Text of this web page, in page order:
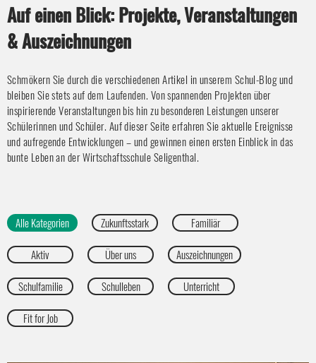
Auf einen Blick: Projekte, Veranstaltungen
& Auszeichnungen
Schmökern Sie durch die verschiedenen Artikel in unserem Schul-Blog und
bleiben Sie stets auf dem Laufenden. Von spannenden Projekten über
inspirierende Veranstaltungen bis hin zu besonderen Leistungen unserer
Schülerinnen und Schüler. Auf dieser Seite erfahren Sie aktuelle Ereignisse
und aufregende Entwicklungen – und gewinnen einen ersten Einblick in das
bunte Leben an der Wirtschaftsschule Seligenthal.
Alle Kategorien Zukunftsstark Familiär
Aktiv Über uns Auszeichnungen
Schulfamilie Schulleben Unterricht
Fit for Job